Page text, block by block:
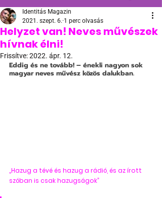
Helyzet van! Neves művészek
hívnak élni!
Identitás Magazin
2021. szept. 6. 1 perc olvasás
Frissítve:2022. ápr. 12.
Eddig és ne tovább! – énekli nagyon sok
magyar neves művész közös dalukban.
„Hazug a tévé és hazug a rádió, és az írott
szóban is csak hazugságok”